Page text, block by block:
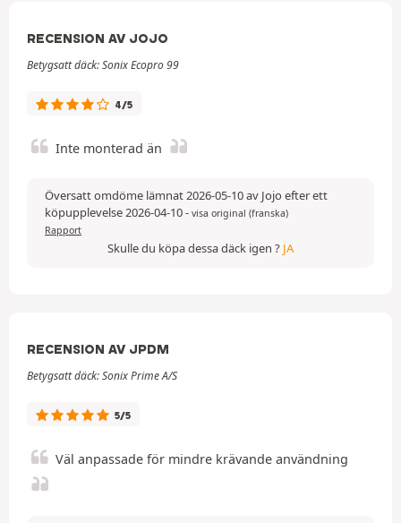
RECENSION AV JOJO
Betygsatt däck: Sonix Ecopro 99
4/5
Inte monterad än
Översatt omdöme lämnat 2026-05-10 av Jojo efter ett
köpupplevelse 2026-04-10- visa original (franska)
Rapport
Skulle du köpa dessa däck igen ? JA
RECENSION AV JPDM
Betygsatt däck: Sonix Prime A/S
5/5
Väl anpassade för mindre krävande användning